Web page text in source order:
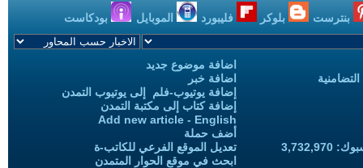
بنترست بلوكر فليبورد الموبايل بودكاست
اضافة موضوع جديد
اضافة خبر
إضافة يوتيوب-فلم إلى يوتيوب التمدن
إضافة كتاب إلى مكتبة التمدن
Add new article - English
أضف حملة
تعديل الموقع الفرعي للكاتب-ة
ابحث في موقع الحوار المتمدن